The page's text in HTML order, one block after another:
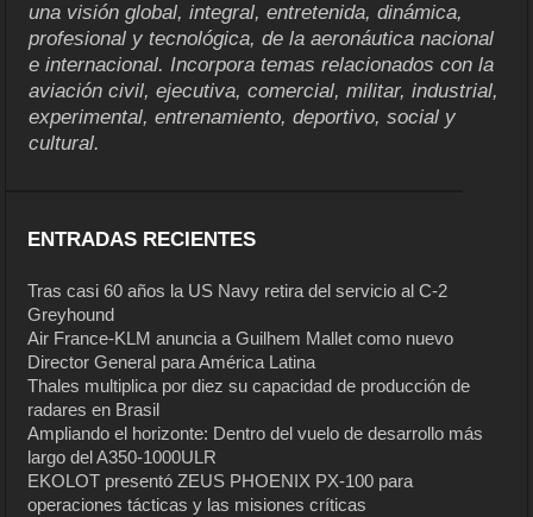
una visión global, integral, entretenida, dinámica,
profesional y tecnológica, de la aeronáutica nacional
e internacional. Incorpora temas relacionados con la
aviación civil, ejecutiva, comercial, militar, industrial,
experimental, entrenamiento, deportivo, social y
cultural.
ENTRADAS RECIENTES
Tras casi 60 años la US Navy retira del servicio al C-2
Greyhound
Air France-KLM anuncia a Guilhem Mallet como nuevo
Director General para América Latina
Thales multiplica por diez su capacidad de producción de
radares en Brasil
Ampliando el horizonte: Dentro del vuelo de desarrollo más
largo del A350-1000ULR
EKOLOT presentó ZEUS PHOENIX PX-100 para
operaciones tácticas y las misiones críticas